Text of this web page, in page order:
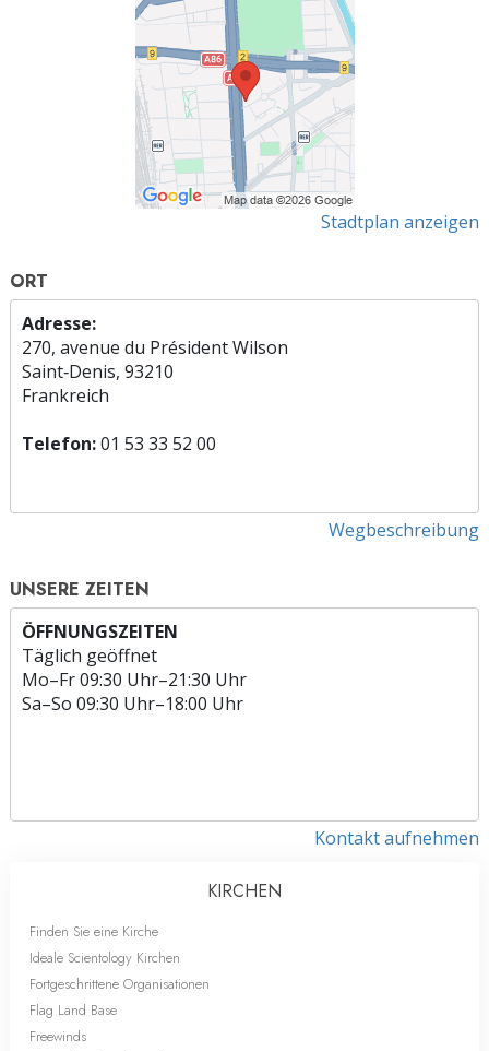
Stadtplan anzeigen
ORT
Adresse:
270, avenue du Président Wilson
Saint‑Denis, 93210
Frankreich
Telefon:01 53 33 52 00
Wegbeschreibung
UNSERE ZEITEN
ÖFFNUNGSZEITEN
Täglich geöffnet
Mo–Fr09:30 Uhr–21:30 Uhr
Sa–So 09:30 Uhr–18:00 Uhr
Kontakt aufnehmen
KIRCHEN
Finden Sie eine Kirche
Ideale Scientology Kirchen
Fortgeschrittene Organisationen
Flag Land Base
Freewinds